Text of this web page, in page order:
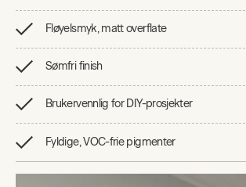
Fløyelsmyk, matt overflate
Sømfri finish
Brukervennlig for DIY-prosjekter
Fyldige, VOC-frie pigmenter